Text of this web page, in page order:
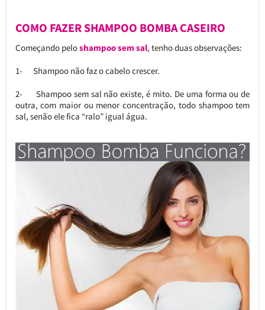
COMO FAZER SHAMPOO BOMBA CASEIRO
Começando peloshampoo sem sal, tenho duas observações:
1- Shampoo não faz o cabelo crescer.
2- Shampoo sem sal não existe, é mito. De uma forma ou de
outra, com maior ou menor concentração, todo shampoo tem
sal, senão ele fica “ralo” igual água.